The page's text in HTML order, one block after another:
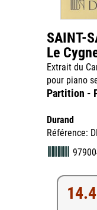
SAINT-
Le
Extrait du
pour piano
Partition -
Durand
Référence: